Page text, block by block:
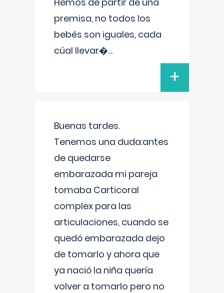
premisa, no todos los
bebés son iguales, cada
cúal llevar�...
+
Buenas tardes.
Tenemos una duda:antes
de quedarse
embarazada mi pareja
tomaba Carticoral
complex para las
articulaciones, cuando se
quedó embarazada dejo
de tomarlo y ahora que
ya nació la niña quería
volver a tomarlo pero no